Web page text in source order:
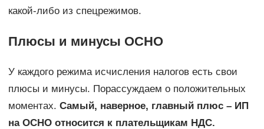
какой-либо из спецрежимов.
Плюсы и минусы ОСНО
У каждого режима исчисления налогов есть свои
плюсы и минусы. Порассуждаем о положительных
моментах. Самый, наверное, главный плюс – ИП
на ОСНО относится к плательщикам НДС.